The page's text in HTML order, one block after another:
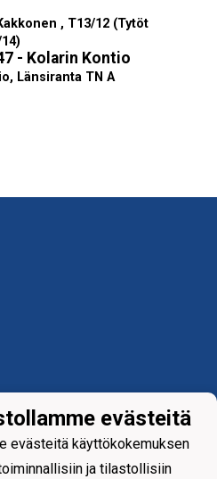
, T13/12 (Tytöt
- Kolarin Kontio
Länsiranta TN A
evästeitä
evästeitä käyttökokemuksen
ja tilastollisiin